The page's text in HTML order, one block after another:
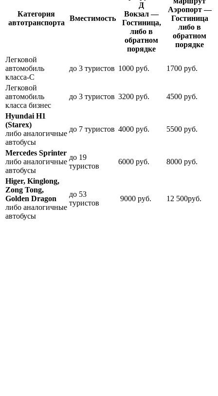
Категория
автотранспорта
Вместимость
Д
Вокзал —
Гостиница,
либо в
обратном
порядке
Аэропорт —
Гостиница
либо в
обратном
порядке
Легковой
автомобиль
класса-С
до 3 туристов 1000 руб. 1700 руб.
Легковой
автомобиль
класса бизнес
до 3 туристов 3200 руб. 4500 руб.
Hyundai H1
(Starex)
либо аналогичные
автобусы
до 7 туристов 4000 руб. 5500 руб.
Mercedes Sprinter
либо аналогичные
автобусы
до 19
туристов
6000 руб. 8000 руб.
Higer, Kinglong,
Zong Tong,
Golden Dragon
либо аналогичные
автобусы
до 53
туристов
9000 руб. 12 500руб.